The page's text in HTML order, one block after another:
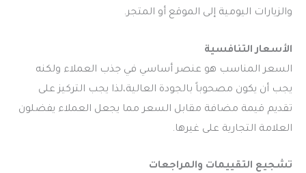
والزيارات اليومية إلى الموقع أو المتجر.
الأسعار التنافسية
السعر المناسب هو عنصر أساسي في جذب العملاء ولكنه
يجب أن يكون مصحوباً بالجودة العالية،لذا يجب التركيز على
تقديم قيمة مضافة مقابل السعر مما يجعل العملاء يفضلون
العلامة التجارية على غيرها.
تشجيع التقييمات والمراجعات